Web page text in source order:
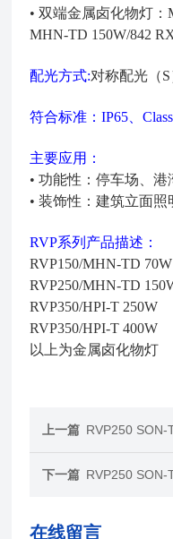
• 双端金属卤化物灯：
MHN-TD 150W/842
配光方式:对称配光（
符合标准：IP65、
主要应用：
• 功能性：停车场、港
• 装饰性：建筑立面照
RVP系列产品描述：
RVP150/MHN-TD
RVP250/MHN-TD
RVP350/HPI-T
RVP350/HPI-T
以上为金属卤化
上一篇 RVP250 SON-
下一篇 RVP250 SON-
在线留言